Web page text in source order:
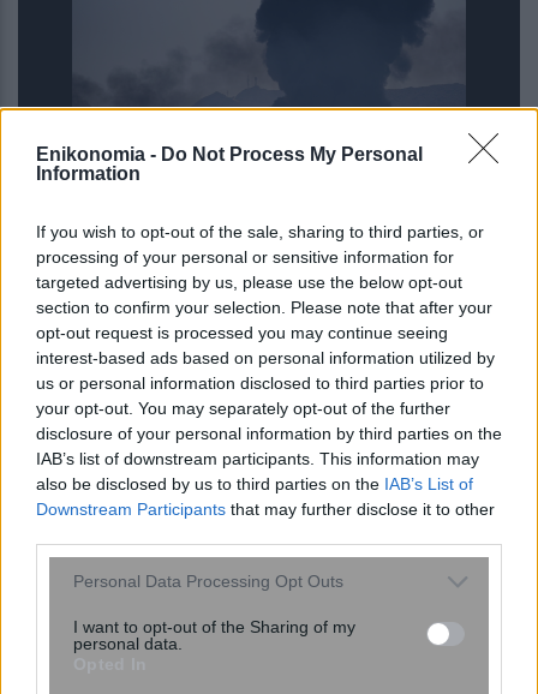
Enikonomia - Do Not Process My Personal
Information
If you wish to opt-out of the sale, sharing to third parties, or
processing of your personal or sensitive information for
targeted advertising by us, please use the below opt-out
section to confirm your selection. Please note that after your
opt-out request is processed you may continue seeing
interest-based ads based on personal information utilized by
us or personal information disclosed to third parties prior to
your opt-out. You may separately opt-out of the further
disclosure of your personal information by third parties on the
IAB’s list of downstream participants. This information may
also be disclosed by us to third parties on the IAB’s List of
Downstream Participants that may further disclose it to other
Please note that this website/app uses one or more Google
not limited to your visit or usage behaviour. You may click to
grant or deny consent to Google and its third-party tags to
Personal Data Processing Opt Outs
I want to opt-out of the Sharing of my
personal data.
πλοίο των Ηνωμένων Αραβικών
Εμιράτων – Αναταραχή και πάλι με το
Ιράν
ΠΑΣΟΚ: Οι πίνακες και οι αναλύσεις
του κ. Σκέρτσου διαρκούν όσο ένα
ηλιοβασίλεμα